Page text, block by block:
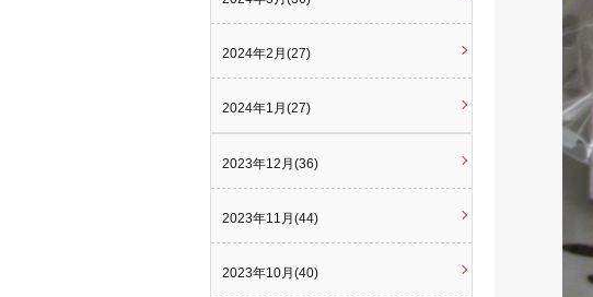
2024年2月(27)
2024年1月(27)
2023年12月(36)
2023年11月(44)
2023年10月(40)